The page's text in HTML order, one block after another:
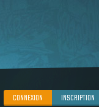
CONNEXION INSCRIPTION